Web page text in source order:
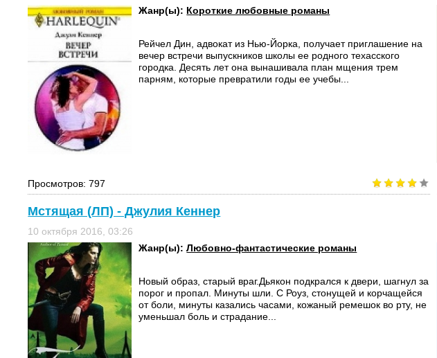
Жанр(ы): Короткие любовные романы
Рейчел Дин, адвокат из Нью-Йорка, получает приглашение на
вечер встречи выпускников школы ее родного техасского
городка. Десять лет она вынашивала план мщения трем
парням, которые превратили годы ее учебы...
Просмотров: 797
Мстящая (ЛП) - Джулия Кеннер
10 октября 2016, 03:26
Жанр(ы):Любовно-фантастические романы
Новый образ, старый враг.Дьякон подкрался к двери, шагнул за
порог и пропал. Минуты шли. С Роуз, стонущей и корчащейся
от боли, минуты казались часами, кожаный ремешок во рту, не
уменьшал боль и страдание...